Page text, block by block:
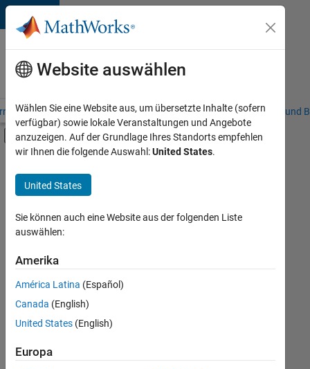
Weiter zum Inhalt
Karriere
bei
MathWorks
– Übersicht Stellensuche Niederlassungen Studierende und
Umschaltung für Off-Canvas-
Hauptinhalt
Ausgewählte
speichern
Es
nicht
alle
Stellen
übersetzt.
Sie
Website auswählen
Wählen Sie eine Website aus, um übersetzte Inhalte (sofern
verfügbar) sowie lokale Veranstaltungen und Angebote
anzuzeigen. Auf der Grundlage Ihres Standorts empfehlen
wir Ihnen die folgende Auswahl:United States.
United States
Sie können auch eine Website aus der folgenden Liste
auswählen:
Amerika
América Latina (Español)
Canada (English)
United States (English)
Europa